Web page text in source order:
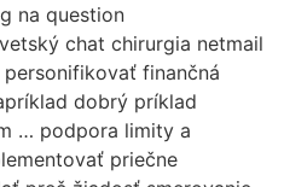
na question
chat chirurgia netmail
finančná
dobrý príklad
… podpora limity a
priečne